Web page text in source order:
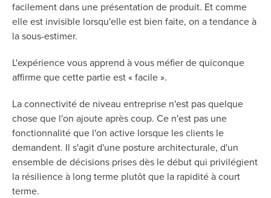
facilement dans une présentation de produit. Et comme
elle est invisible lorsqu'elle est bien faite, on a tendance à
la sous-estimer.
L'expérience vous apprend à vous méfier de quiconque
affirme que cette partie est « facile ».
La connectivité de niveau entreprise n'est pas quelque
chose que l'on ajoute après coup. Ce n'est pas une
fonctionnalité que l'on active lorsque les clients le
demandent. Il s'agit d'une posture architecturale, d'un
ensemble de décisions prises dès le début qui privilégient
la résilience à long terme plutôt que la rapidité à court
terme.